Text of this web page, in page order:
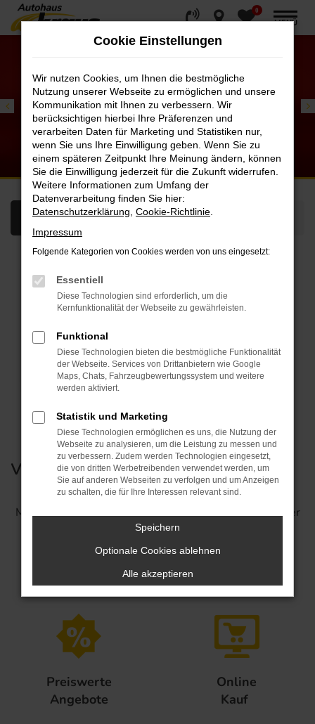
Zum
Hauptinhalt
0
MENÜ
Showroom Servicetermin
Jetzt nichts mehr
verpassen!
Melde dich für unseren Newsletter an und bleibe immer
auf dem Laufenden.
Jetzt Abonnieren
Preiswerte
Angebote
Online
Kauf
Cookie Einstellungen
Wir nutzen Cookies, um Ihnen die bestmögliche
Nutzung unserer Webseite zu ermöglichen und unsere
Kommunikation mit Ihnen zu verbessern. Wir
berücksichtigen hierbei Ihre Präferenzen und
verarbeiten Daten für Marketing und Statistiken nur,
wenn Sie uns Ihre Einwilligung geben. Wenn Sie zu
einem späteren Zeitpunkt Ihre Meinung ändern, können
Sie die Einwilligung jederzeit für die Zukunft widerrufen.
Weitere Informationen zum Umfang der
Datenverarbeitung finden Sie hier:
Datenschutzerklärung Cookie-Richtlinie
Impressum
Folgende Kategorien von Cookies werden von uns eingesetzt:
Essentiell
Diese Technologien sind erforderlich, um die
Kernfunktionalität der Webseite zu gewährleisten.
Funktional
Diese Technologien bieten die bestmögliche Funktionalität
der Webseite. Services von Drittanbietern wie Google
Maps, Chats, Fahrzeugbewertungssystem und weitere
werden aktiviert.
Statistik und Marketing
Diese Technologien ermöglichen es uns, die Nutzung der
Webseite zu analysieren, um die Leistung zu messen und
zu verbessern. Zudem werden Technologien eingesetzt,
die von dritten Werbetreibenden verwendet werden, um
Sie auf anderen Webseiten zu verfolgen und um Anzeigen
zu schalten, die für Ihre Interessen relevant sind.
Speichern
Optionale Cookies ablehnen
Alle akzeptieren